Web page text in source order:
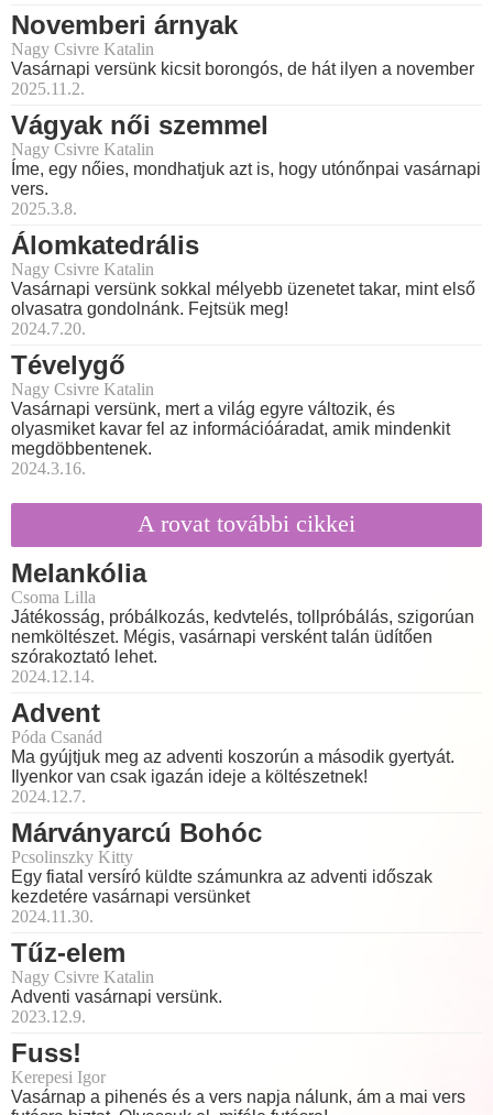
Novemberi árnyak
Nagy Csivre Katalin
Vasárnapi versünk kicsit borongós, de hát ilyen a november
2025.11.2.
Vágyak női szemmel
Nagy Csivre Katalin
Íme, egy nőies, mondhatjuk azt is, hogy utónőnpai vasárnapi
vers.
2025.3.8.
Álomkatedrális
Nagy Csivre Katalin
Vasárnapi versünk sokkal mélyebb üzenetet takar, mint első
olvasatra gondolnánk. Fejtsük meg!
2024.7.20.
Tévelygő
Nagy Csivre Katalin
Vasárnapi versünk, mert a világ egyre változik, és
olyasmiket kavar fel az információáradat, amik mindenkit
megdöbbentenek.
2024.3.16.
A rovat további cikkei
Melankólia
Csoma Lilla
Játékosság, próbálkozás, kedvtelés, tollpróbálás, szigorúan
nemköltészet. Mégis, vasárnapi versként talán üdítően
szórakoztató lehet.
2024.12.14.
Advent
Póda Csanád
Ma gyújtjuk meg az adventi koszorún a második gyertyát.
Ilyenkor van csak igazán ideje a költészetnek!
2024.12.7.
Márványarcú Bohóc
Pcsolinszky Kitty
Egy fiatal versíró küldte számunkra az adventi időszak
kezdetére vasárnapi versünket
2024.11.30.
Tűz-elem
Nagy Csivre Katalin
Adventi vasárnapi versünk.
2023.12.9.
Fuss!
Kerepesi Igor
Vasárnap a pihenés és a vers napja nálunk, ám a mai vers